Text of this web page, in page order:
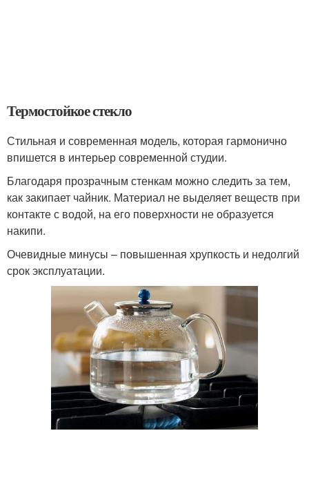
Термостойкое стекло
Стильная и современная модель, которая гармонично
впишется в интерьер современной студии.
Благодаря прозрачным стенкам можно следить за тем,
как закипает чайник. Материал не выделяет веществ при
контакте с водой, на его поверхности не образуется
накипи.
Очевидные минусы – повышенная хрупкость и недолгий
срок эксплуатации.